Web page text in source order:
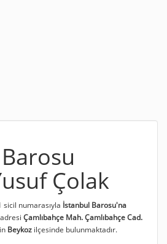
Çolak
numarasıyla İstanbul Barosu'na
Çamlıbahçe Mah. Çamlıbahçe Cad.
Beykoz ilçesinde bulunmaktadır.